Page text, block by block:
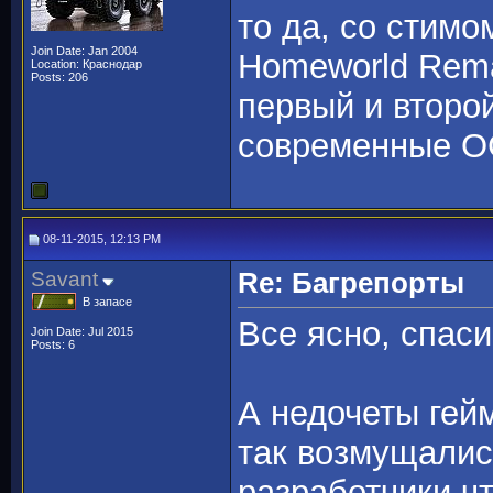
Join Date: Jan 2004
Location: Краснодар
Posts: 206
то да, со
Homeworld
первый и
современные
08-11-2015, 12:13 PM
Savant
В запасе
Join Date: Jul 2015
Posts: 6
Re: Багрепорты
Все ясно,
А недочеты
так